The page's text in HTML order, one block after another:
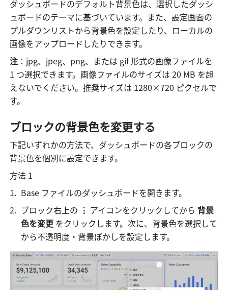
ダッシュボードのデフォルト背景色は、選択したダッシ
ュボードのテーマに基づいています。また、設定画面の
プルダウンリストから背景色を設定したり、ローカルの
画像をアップロードしたりできます。
注 ：jpg、jpeg、png、または gif 形式の画像ファイルを
1 つ選択できます。画像ファイルのサイズは 20 MB を超
えないでください。推奨サイズは 1280×720 ピクセルで
す。
ブロックの背景色を変更する
下記いずれかの方法で、ダッシュボードの各ブロックの
背景色を個別に設定できます。
方法 1
Base ファイルのダッシュボードを開きます。
ブロック右上の ⋮ アイコンをクリックしてから 背景
色を変更 をクリックします。次に、背景色を選択して
から不透明度・背景ぼかしを設定します。